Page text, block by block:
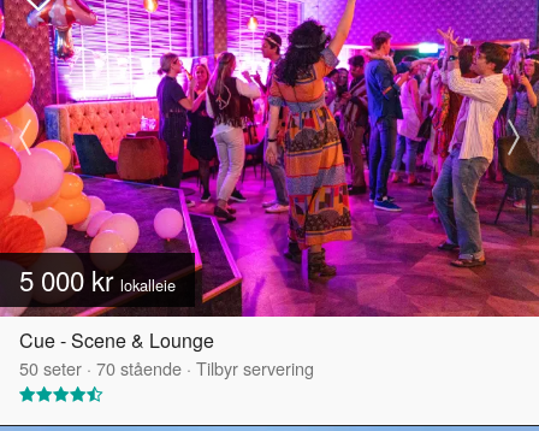
5 000 krlokalleie
Cue - Scene & Lounge
50seter · 70stående · Tilbyr servering